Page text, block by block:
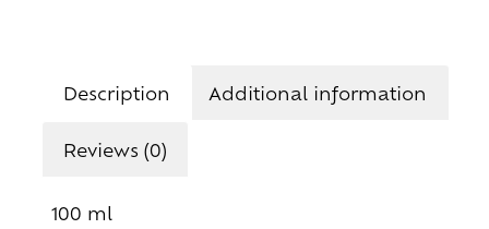
Description Additional information
Reviews (0)
100 ml